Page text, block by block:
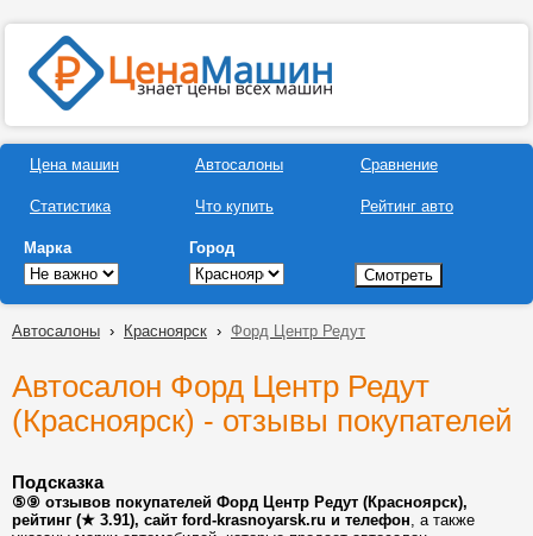
Цена машин
Статистика
Автосалоны
Что купить
Сравнение
Рейтинг авто
Марка Город
Автосалоны › Красноярск › Форд Центр Редут
Автосалон Форд Центр Редут
(Красноярск) - отзывы покупателей
Подсказка
⑤⑨ отзывов покупателей Форд Центр Редут (Красноярск),
рейтинг (★ 3.91), сайт ford-krasnoyarsk.ru и телефон, а также